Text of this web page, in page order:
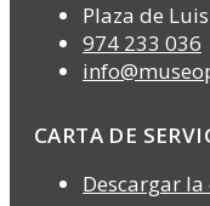
Plaza de
974 233 036
CARTA DE
Descargar la